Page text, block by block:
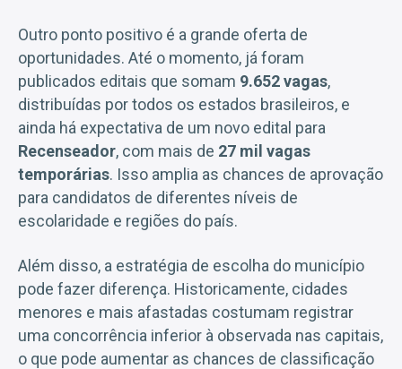
Outro ponto positivo é a grande oferta de
oportunidades. Até o momento, já foram
publicados editais que somam 9.652 vagas,
distribuídas por todos os estados brasileiros, e
ainda há expectativa de um novo edital para
Recenseador, com mais de 27 mil vagas
temporárias. Isso amplia as chances de aprovação
para candidatos de diferentes níveis de
escolaridade e regiões do país.
Além disso, a estratégia de escolha do município
pode fazer diferença. Historicamente, cidades
menores e mais afastadas costumam registrar
uma concorrência inferior à observada nas capitais,
o que pode aumentar as chances de classificação